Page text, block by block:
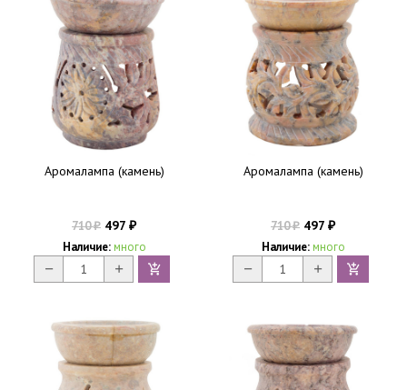
Аромалампа (камень)
710₽ 497 ₽
Наличие: много
Аромалампа (камень)
710₽ 497 ₽
Наличие: много